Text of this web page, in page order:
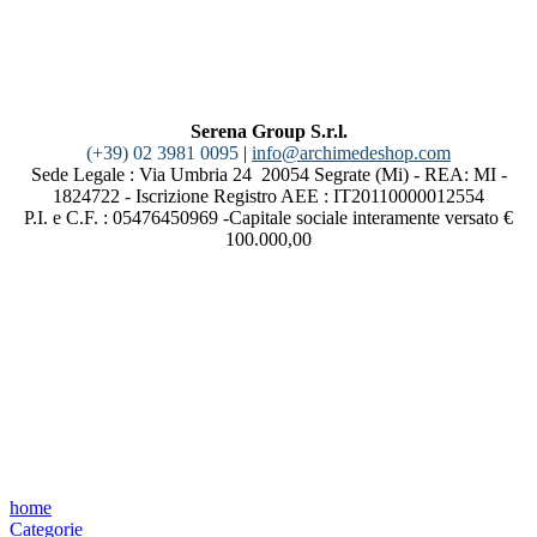
Serena Group S.r.l.
(+39) 02 3981 0095 | info@archimedeshop.com
Sede Legale : Via Umbria 24 20054 Segrate (Mi) - REA: MI -
1824722 - Iscrizione Registro AEE : IT20110000012554
P.I. e C.F. : 05476450969 -Capitale sociale interamente versato €
100.000,00
home
Categorie